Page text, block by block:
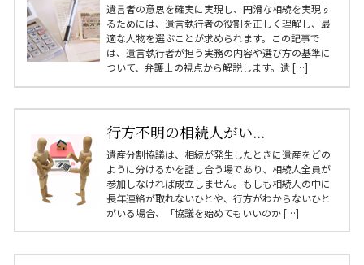
遺言者の意思を確実に実現し、円滑な相続を実現す
るためには、遺言執行者の役割を正しく理解し、最
適な人物を選ぶことが求められます。この記事で
は、遺言執行者が担う実務の内容や選び方の基準に
ついて、弁護士の視点から解説します。遺 […]
行方不明の相続人がい...
遺産分割協議は、相続が発生したときに遺産をどの
ように分けるかを話し合う場であり、相続人全員が
参加しなければ成立しません。もしも相続人の中に
長年連絡が取れないひとや、行方がわからないひと
がいる場合、「協議を始めてもいいのか […]